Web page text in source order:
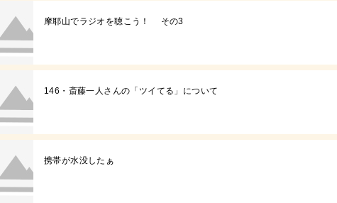
摩耶山でラジオを聴こう！ その3
146・斎藤一人さんの「ツイてる」について
携帯が水没したぁ